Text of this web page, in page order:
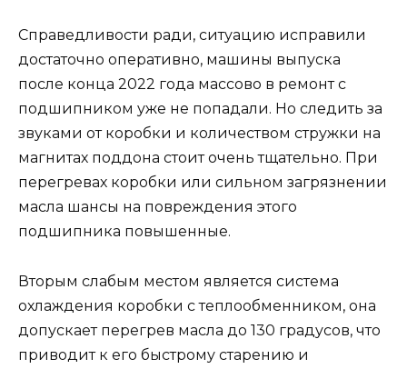
Справедливости ради, ситуацию исправили
достаточно оперативно, машины выпуска
после конца 2022 года массово в ремонт с
подшипником уже не попадали. Но следить за
звуками от коробки и количеством стружки на
магнитах поддона стоит очень тщательно. При
перегревах коробки или сильном загрязнении
масла шансы на повреждения этого
подшипника повышенные.
Вторым слабым местом является система
охлаждения коробки с теплообменником, она
допускает перегрев масла до 130 градусов, что
приводит к его быстрому старению и